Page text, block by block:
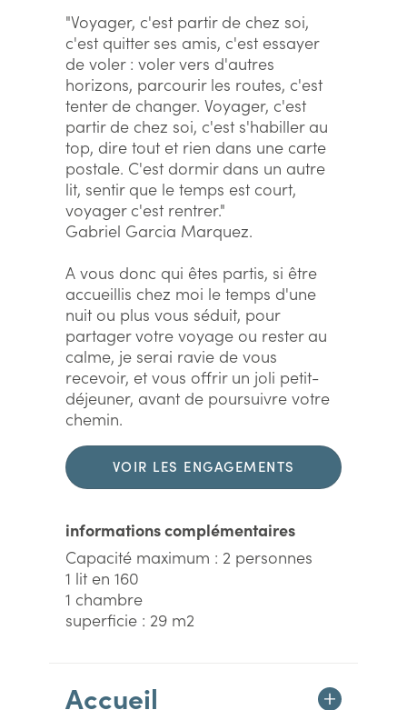
"Voyager, c'est partir de chez soi,
c'est quitter ses amis, c'est essayer
de voler : voler vers d'autres
horizons, parcourir les routes, c'est
tenter de changer. Voyager, c'est
partir de chez soi, c'est s'habiller au
top, dire tout et rien dans une carte
postale. C'est dormir dans un autre
lit, sentir que le temps est court,
voyager c'est rentrer."
Gabriel Garcia Marquez.
A vous donc qui êtes partis, si être
accueillis chez moi le temps d'une
nuit ou plus vous séduit, pour
partager votre voyage ou rester au
calme, je serai ravie de vous
recevoir, et vous offrir un joli petit-
déjeuner, avant de poursuivre votre
chemin.
VOIR LES ENGAGEMENTS
informations complémentaires
Capacité maximum : 2 personnes
1 lit en 160
1 chambre
superficie : 29 m2
Accueil